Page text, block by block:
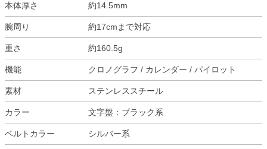
本体厚さ 約14.5mm
腕周り 約17cmまで対応
重さ 約160.5g
機能 クロノグラフ / カレンダー / パイロット
素材 ステンレススチール
カラー 文字盤：ブラック系
ベルトカラー シルバー系